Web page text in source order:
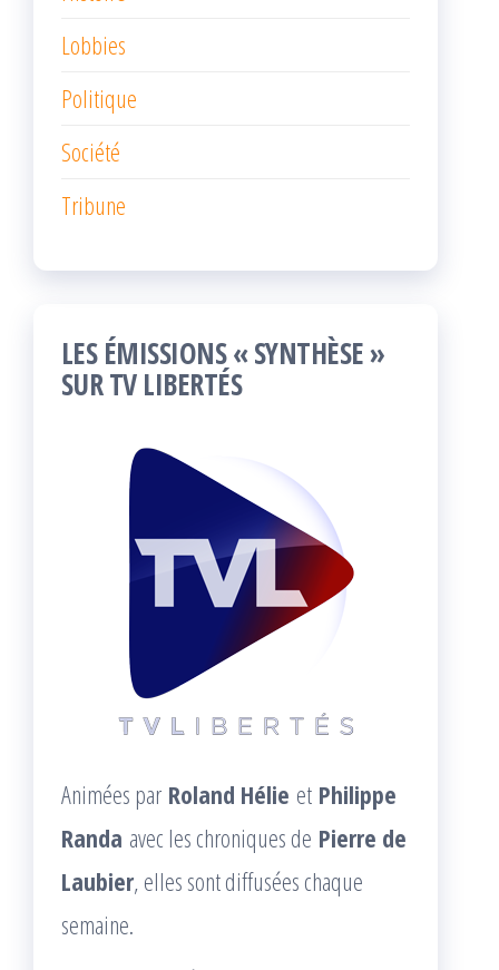
Lobbies
Politique
Société
Tribune
LES ÉMISSIONS « SYNTHÈSE »
SUR TV LIBERTÉS
Animées par Roland Hélie et Philippe
Randa avec les chroniques de Pierre de
Laubier, elles sont diffusées chaque
semaine.